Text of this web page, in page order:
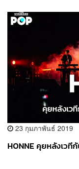
23 กุมภาพันธ์ 2019
HONNE คุยหลังเว